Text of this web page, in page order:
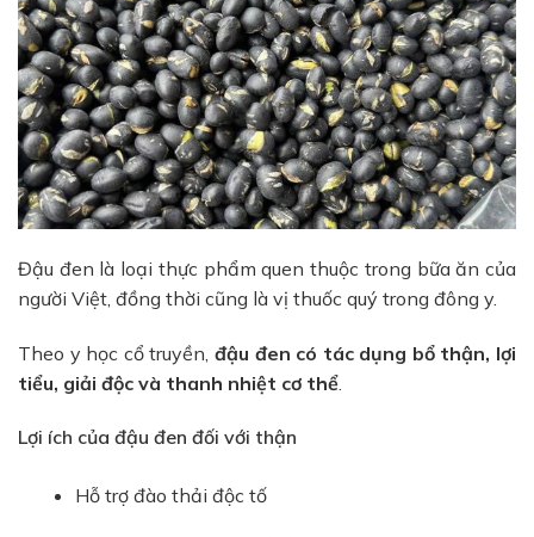
Đậu đen là loại thực phẩm quen thuộc trong bữa ăn của
người Việt, đồng thời cũng là vị thuốc quý trong đông y.
Theo y học cổ truyền, đậu đen có tác dụng bổ thận, lợi
tiểu, giải độc và thanh nhiệt cơ thể
Lợi ích của đậu đen đối với thận
Hỗ trợ đào thải độc tố